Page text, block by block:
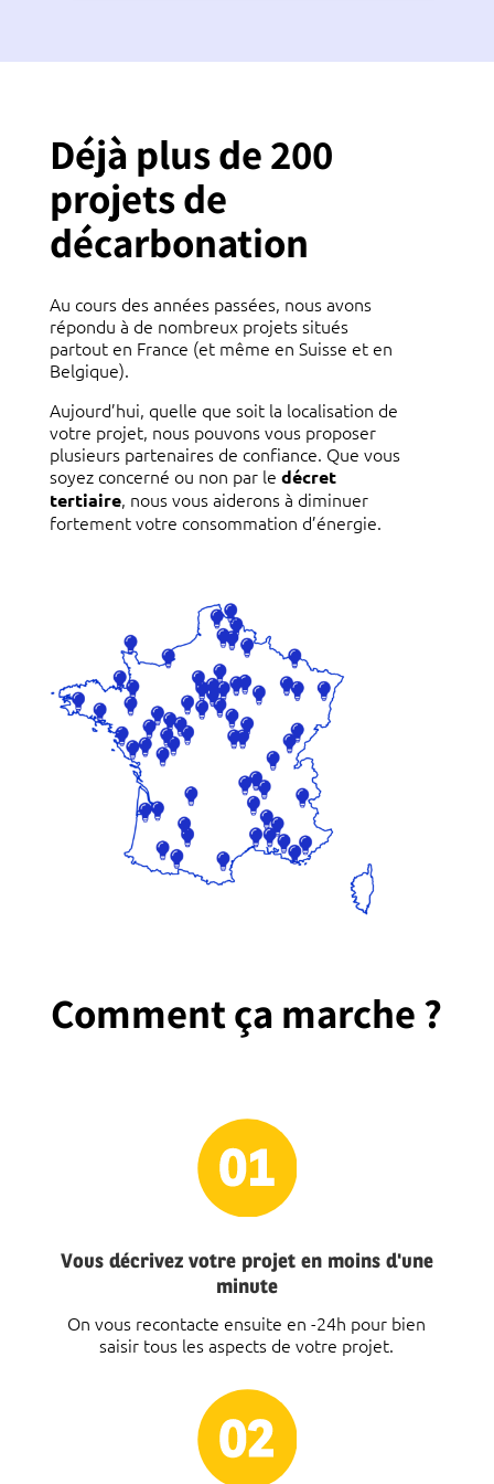
Déjà plus de 200
projets de
décarbonation
Au cours des années passées, nous avons
répondu à de nombreux projets situés
partout en France (et même en Suisse et en
Belgique).
Aujourd’hui, quelle que soit la localisation de
votre projet, nous pouvons vous proposer
plusieurs partenaires de confiance. Que vous
soyez concerné ou non par le décret
tertiaire, nous vous aiderons à diminuer
fortement votre consommation d’énergie.
Comment ça marche ?
Vous décrivez votre projet en moins d'une
minute
On vous recontacte ensuite en -24h pour bien
saisir tous les aspects de votre projet.